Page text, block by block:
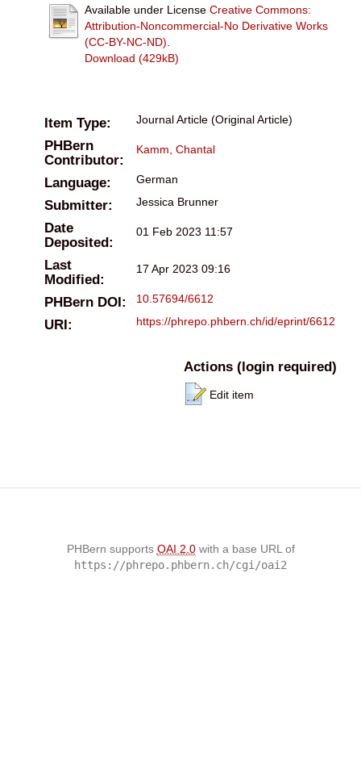
Available under License Creative Commons:
Attribution-Noncommercial-No Derivative Works
(CC-BY-NC-ND)
Download (429kB)
Item Type: Journal Article (Original Article)
PHBern
Contributor:
Kamm, Chantal
Language: German
Submitter: Jessica Brunner
Date
Deposited:
01 Feb 2023 11:57
Last
Modified:
17 Apr 2023 09:16
PHBern DOI: 10.57694/6612
URI: https://phrepo.phbern.ch/id/eprint/6612
Actions (login required)
Edit item
PHBern supports OAI 2.0with a base URL of
https://phrepo.phbern.ch/cgi/oai2